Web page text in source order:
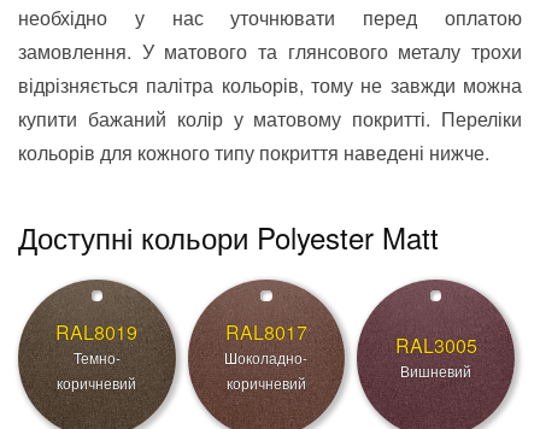
необхідно у нас уточнювати перед оплатою
замовлення. У матового та глянсового металу трохи
відрізняється палітра кольорів, тому не завжди можна
купити бажаний колір у матовому покритті. Переліки
кольорів для кожного типу покриття наведені нижче.
Доступні кольори Polyester Matt
RAL8019
Темно-
коричневий
RAL8017
Шоколадно-
коричневий
RAL3005
Вишневий